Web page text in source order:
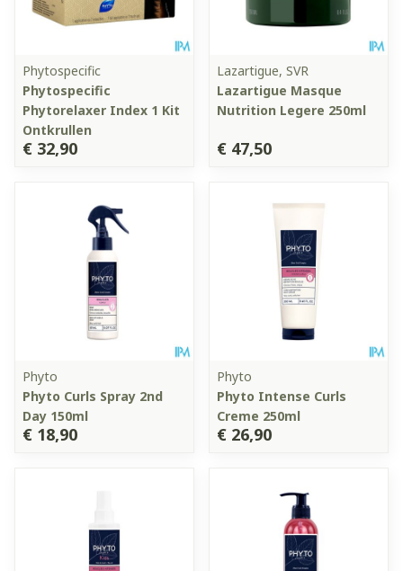
Phytospecific
Phytospecific
Phytorelaxer Index 1 Kit
Ontkrullen
€ 32,90
Lazartigue, SVR
Lazartigue Masque
Nutrition Legere 250ml
€ 47,50
Phyto
Phyto Curls Spray 2nd
Day 150ml
€ 18,90
Phyto
Phyto Intense Curls
Creme 250ml
€ 26,90